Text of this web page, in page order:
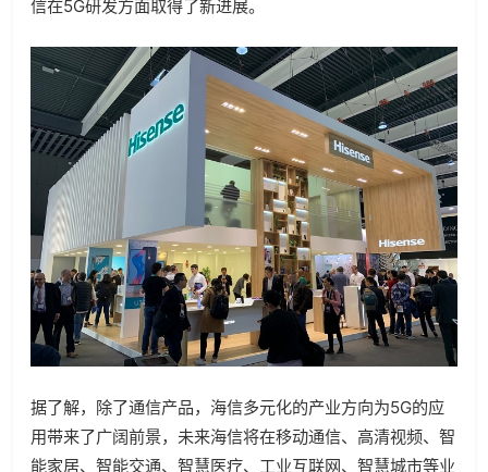
信在5G研发方面取得了新进展。
据了解，除了通信产品，海信多元化的产业方向为5G的应
用带来了广阔前景，未来海信将在移动通信、高清视频、智
能家居、智能交通、智慧医疗、工业互联网、智慧城市等业